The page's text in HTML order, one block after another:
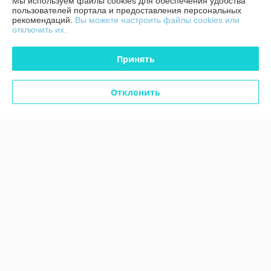
Полная версия сайта
Политика обработки cookies
Сайт создан на платформе Deal.by
пользователей портала и предоставления персональных
рекомендаций. Вы можете настроить файлы cookies или
отключить их.
Принять
Отклонить